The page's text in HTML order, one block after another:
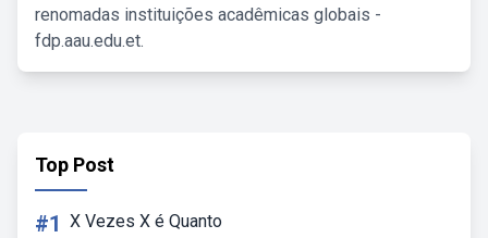
renomadas instituições acadêmicas globais -
fdp.aau.edu.et.
Top Post
#1 X Vezes X é Quanto